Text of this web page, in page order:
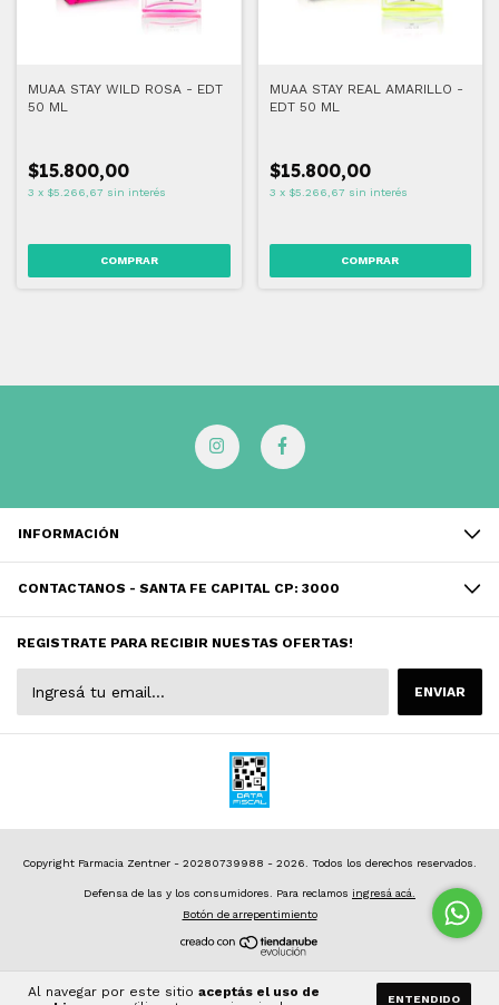
Al navegar por este sitio aceptás el uso de
ENTENDIDO
MUAA STAY WILD ROSA - EDT
50 ML
$15.800,00
3 x $5.266,67 sin interés
MUAA STAY REAL AMARILLO -
EDT 50 ML
$15.800,00
3 x $5.266,67 sin interés
INFORMACIÓN
CONTACTANOS - SANTA FE CAPITAL CP: 3000
REGISTRATE PARA RECIBIR NUESTAS OFERTAS!
Copyright Farmacia Zentner - 20280739988 - 2026. Todos los derechos reservados.
Defensa de las y los consumidores. Para reclamos ingresá acá.
Botón de arrepentimiento